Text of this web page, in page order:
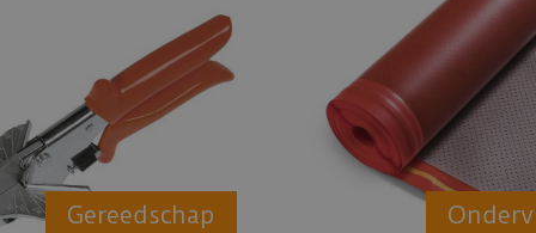
Gereedschap